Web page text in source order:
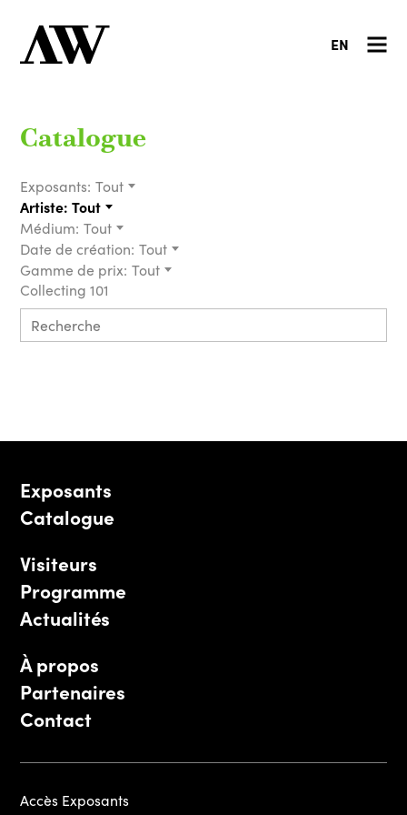
EN
Catalogue
Exposants: Tout
Artiste: Tout
Médium: Tout
Date de création: Tout
Gamme de prix: Tout
Collecting 101
Exposants
Catalogue
Visiteurs
Programme
Actualités
À propos
Partenaires
Contact
Accès Exposants